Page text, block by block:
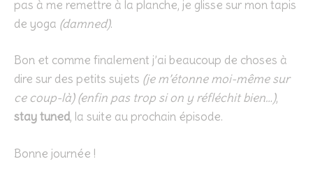
pas à me remettre à la planche, je glisse sur mon tapis
de yoga (damned).
Bon et comme finalement j’ai beaucoup de choses à
dire sur des petits sujets (je m’étonne moi-même sur
ce coup-là) (enfin pas trop si on y réfléchit bien…),
stay tuned, la suite au prochain épisode.
Bonne journée !